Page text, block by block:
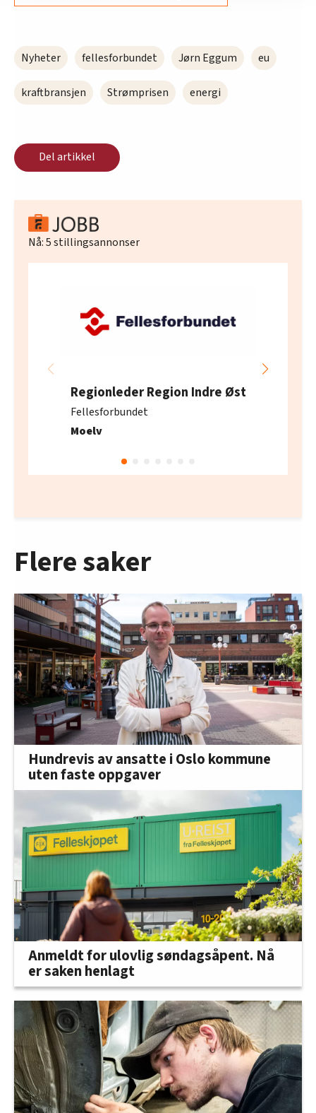
Nyheter fellesforbundet Jørn Eggum eu
kraftbransjen Strømprisen energi
Del artikkel
Nå:5stillingsannonser
Regionleder Region Indre Øst
Fellesforbundet
Moelv
Flere saker
Hundrevis av ansatte i Oslo kommune
uten faste oppgaver
Anmeldt for ulovlig søndagsåpent. Nå
er saken henlagt